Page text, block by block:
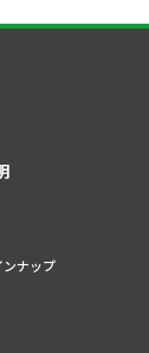
ンナップ